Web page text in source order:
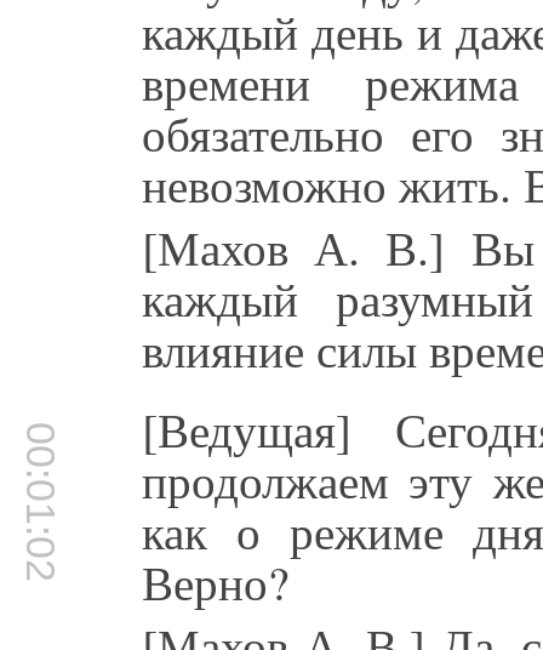
каждый день и
времени
обязательно его
невозможно жить.
[Махов А. В.] Вы
каждый
влияние силы
00:01:02 [Ведущая]
продолжаем эту
как о режиме
Верно?